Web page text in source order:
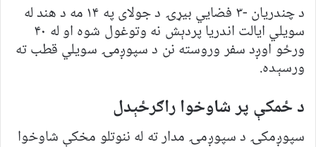
د چندریان -۳ فضايي بیړۍ د جولای په ۱۴ مه د هند له
سویلي ایالت اندریا پردېش نه وتوغول شوه او له ۴۰
ورځو اوږد سفر وروسته نن د سپوږمۍ سویلي قطب ته
ورسېده.
د ځمکې پر شاوخوا راګرځېدل
سپوږمکۍ د سپوږمۍ مدار ته له ننوتلو مخکې شاوخوا